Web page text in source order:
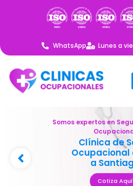
WhatsApp Lunes a
Somos expertos en
Clínica de
Ocupacional
a
Cotiza Aquí